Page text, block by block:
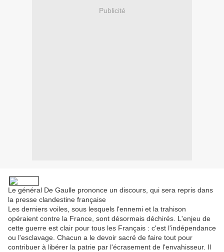
Publicité
Le général De Gaulle prononce un discours, qui sera repris dans
la presse clandestine française
Les derniers voiles, sous lesquels l'ennemi et la trahison
opéraient contre la France, sont désormais déchirés. L'enjeu de
cette guerre est clair pour tous les Français : c'est l'indépendance
ou l'esclavage. Chacun a le devoir sacré de faire tout pour
contribuer à libérer la patrie par l'écrasement de l'envahisseur. Il